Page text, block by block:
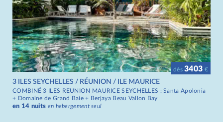
dès3403 €
3 ILES SEYCHELLES / RÉUNION / ILE MAURICE
COMBINÉ 3 ILES REUNION MAURICE SEYCHELLES : Santa Apolonia
+ Domaine de Grand Baie + Berjaya Beau Vallon Bay
en 14 nuits en hebergement seul